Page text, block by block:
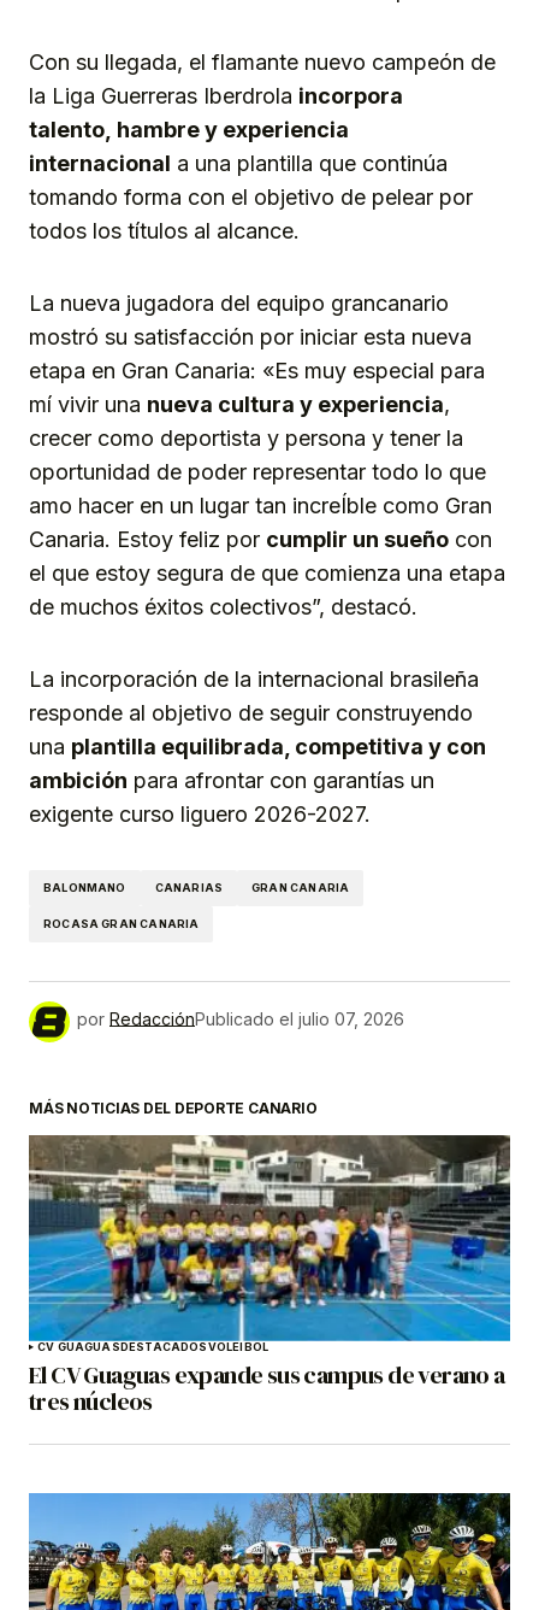
Con su llegada, el flamante nuevo campeón de
la Liga Guerreras Iberdrola incorpora
talento, hambrey experiencia
internacional a una plantilla que continúa
tomando forma con el objetivo de pelear por
todos los títulos al alcance.
La nueva jugadora del equipo grancanario
mostró su satisfacción por iniciar esta nueva
etapa en Gran Canaria: «Es muy especial para
mí vivir una nueva cultura y experiencia,
crecer como deportista y persona y tener la
oportunidad de poder representar todo lo que
amo hacer en un lugar tan increÍble como Gran
Canaria. Estoy feliz por cumplir un sueño con
el que estoy segura de que comienza una etapa
de muchos éxitos colectivos”, destacó.
La incorporación de la internacional brasileña
responde al objetivo de seguir construyendo
una plantilla equilibrada, competitiva y con
ambición para afrontar con garantías un
exigente curso liguero 2026-2027.
BALONMANO CANARIAS GRAN CANARIA
ROCASA GRAN CANARIA
por RedacciónPublicado el julio 07, 2026
MÁS NOTICIAS DEL DEPORTE CANARIO
CV GUAGUASDESTACADOSVOLEIBOL
El CV Guaguas expande sus campus de verano a
tres núcleos